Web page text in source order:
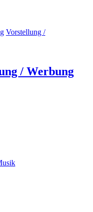
Vorstellung /
/ Werbung